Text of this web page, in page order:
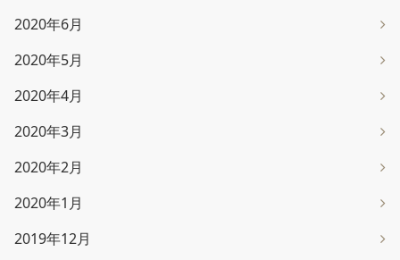
2020年6月
2020年5月
2020年4月
2020年3月
2020年2月
2020年1月
2019年12月